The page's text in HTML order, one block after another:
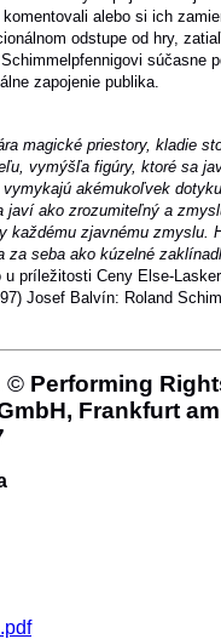
alebo si ich
odstupe od hry,
súčasne
zapojenie publika.
magické priestory, kladie
vymýšľa figúry, ktoré sa
vymykajú akémukoľvek
javí ako zrozumiteľný a
každému zjavnému zmyslu.
za seba ako kúzelné
u príležitosti Ceny Else-
Josef Balvín: Roland
© Performing
Frankfurt